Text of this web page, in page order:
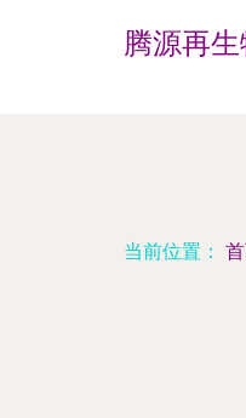
腾源再
当前位置：